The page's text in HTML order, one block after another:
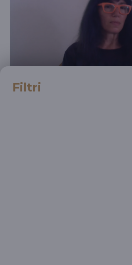
RAI CULTURA
Lucia Tozzi. L'invenzione
Filtri